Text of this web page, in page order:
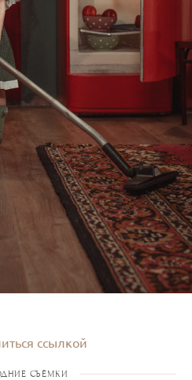
ссылкой
СЪЁМКИ